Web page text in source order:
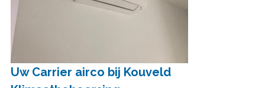
Uw Carrier airco bij Kouveld